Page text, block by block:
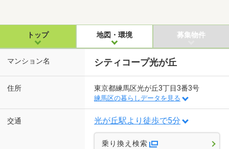
トップ 地図・環境 募集物件
マンション名 シティコープ光が丘
住所 東京都練馬区光が丘3丁目3番3号
練馬区の暮らしデータを見る
交通 光が丘駅より徒歩で5分
乗り換え検索